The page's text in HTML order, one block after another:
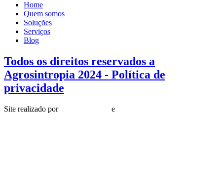
Home
Quem somos
Soluções
Serviços
Blog
Todos os direitos reservados a
Agrosintropia 2024 - Política de
privacidade
Site realizado por e